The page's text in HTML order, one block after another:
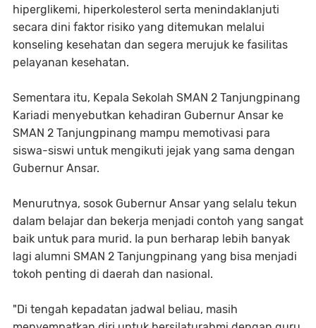
hiperglikemi, hiperkolesterol serta menindaklanjuti
secara dini faktor risiko yang ditemukan melalui
konseling kesehatan dan segera merujuk ke fasilitas
pelayanan kesehatan.
Sementara itu, Kepala Sekolah SMAN 2 Tanjungpinang
Kariadi menyebutkan kehadiran Gubernur Ansar ke
SMAN 2 Tanjungpinang mampu memotivasi para
siswa-siswi untuk mengikuti jejak yang sama dengan
Gubernur Ansar.
Menurutnya, sosok Gubernur Ansar yang selalu tekun
dalam belajar dan bekerja menjadi contoh yang sangat
baik untuk para murid. Ia pun berharap lebih banyak
lagi alumni SMAN 2 Tanjungpinang yang bisa menjadi
tokoh penting di daerah dan nasional.
"Di tengah kepadatan jadwal beliau, masih